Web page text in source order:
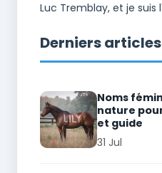
Luc Tremblay, et je suis
Derniers articles
Noms
nature
et guide
31 Jul